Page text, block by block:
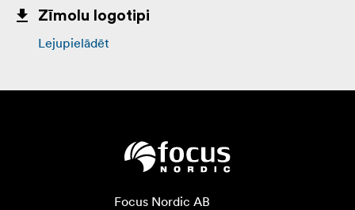
Zīmolu logotipi
Lejupielādēt
Focus Nordic AB